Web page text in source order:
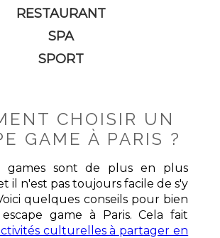
RESTAURANT
SPA
SPORT
CHOISIR UN
GAME À PARIS ?
games sont de plus en plus
il n'est pas toujours facile de s'y
quelques conseils pour bien
game à Paris. Cela fait
culturelles à partager en